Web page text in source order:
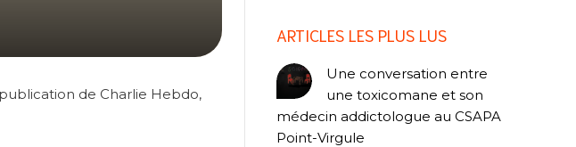
de Charlie Hebdo,
ARTICLES LES PLUS LUS
Une conversation entre
une toxicomane et son
médecin addictologue au CSAPA
Point-Virgule